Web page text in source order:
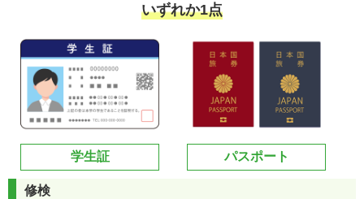
いずれか1点
学生証 パスポート
修検